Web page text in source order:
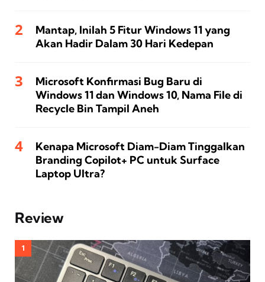
Mantap, Inilah 5 Fitur Windows 11 yang
Akan Hadir Dalam 30 Hari Kedepan
Microsoft Konfirmasi Bug Baru di
Windows 11 dan Windows 10, Nama File di
Recycle Bin Tampil Aneh
Kenapa Microsoft Diam-Diam Tinggalkan
Branding Copilot+ PC untuk Surface
Laptop Ultra?
Review